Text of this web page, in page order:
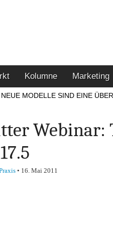
Kolumne Marketing
NEUE MODELLE SIND EINE
Webinar:
• 16. Mai 2011